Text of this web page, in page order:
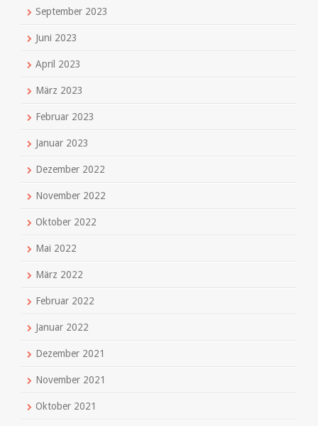
September 2023
Juni 2023
April 2023
März 2023
Februar 2023
Januar 2023
Dezember 2022
November 2022
Oktober 2022
Mai 2022
März 2022
Februar 2022
Januar 2022
Dezember 2021
November 2021
Oktober 2021